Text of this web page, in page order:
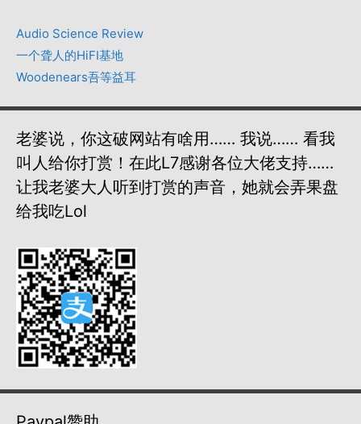
Audio Science Review
一个聋人的HiFI基地
Woodenears吾等益耳
老婆说，你这破网站有啥用…… 我说…… 看我
叫人给你打赏！在此L7感谢各位大佬支持……
让我老婆大人听到打赏的声音，她就会弄果盘
给我吃lol